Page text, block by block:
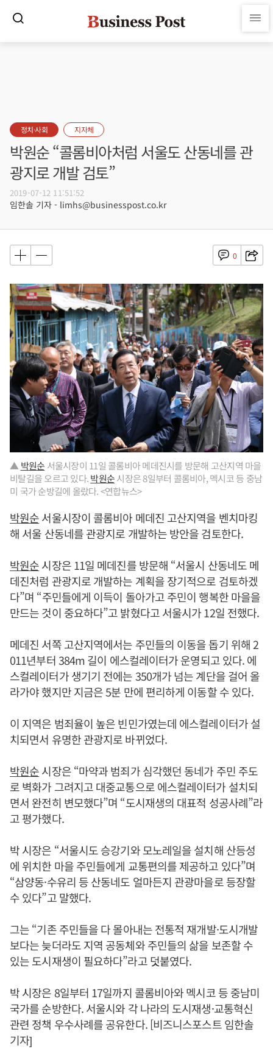
정치·사회 지자체
박원순 “콜롬비아처럼 서울도 산동네를 관
광지로 개발 검토”
2019-07-12 11:51:52
임한솔 기자 - limhs@businesspost.co.kr
0
▲ 박원순 서울시장이 11일 콜롬비아 메데진시를 방문해 고산지역 마을
비탈길을 오르고 있다.박원순시장은 8일부터 콜롬비아, 멕시코 등 중남
미 국가 순방길에 올랐다. <연합뉴스>
박원순서울시장이 콜롬비아 메데진 고산지역을 벤치마킹
해 서울 산동네를 관광지로 개발하는 방안을 검토한다.
박원순시장은 11일 메데진를 방문해 “서울시 산동네도 메
데진처럼 관광지로 개발하는 계획을 장기적으로 검토하겠
다”며 “주민들에게 이득이 돌아가고 주민이 행복한 마을을
만드는 것이 중요하다”고 밝혔다고 서울시가 12일 전했다.
메데진 서쪽 고산지역에서는 주민들의 이동을 돕기 위해 2
011년부터 384m 길이 에스컬레이터가 운영되고 있다. 에
스컬레이터가 생기기 전에는 350개가 넘는 계단을 걸어 올
라가야 했지만 지금은 5분 만에 편리하게 이동할 수 있다.
이 지역은 범죄율이 높은 빈민가였는데 에스컬레이터가 설
치되면서 유명한 관광지로 바뀌었다.
박원순시장은 “마약과 범죄가 심각했던 동네가 주민 주도
로 벽화가 그려지고 대중교통으로 에스컬레이터가 설치되
면서 완전히 변모했다”며 “도시재생의 대표적 성공사례”라
고 평가했다.
박 시장은 “서울시도 승강기와 모노레일을 설치해 산등성
에 위치한 마을 주민들에게 교통편의를 제공하고 있다”며
“삼양동·수유리 등 산동네도 얼마든지 관광마을로 등장할
수 있다”고 말했다.
그는 “기존 주민들을 다 몰아내는 전통적 재개발·도시개발
보다는 늦더라도 지역 공동체와 주민들의 삶을 보존할 수
있는 도시재생이 필요하다”라고 덧붙였다.
박 시장은 8일부터 17일까지 콜롬비아와 멕시코 등 중남미
국가를 순방한다. 서울시와 각 나라의 도시재생·교통혁신
관련 정책 우수사례를 공유한다. [비즈니스포스트 임한솔
기자]